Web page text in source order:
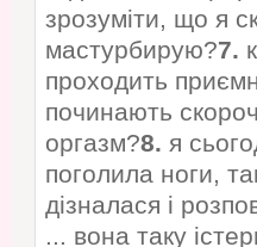
зрозуміти, що я
мастурбирую?7.
проходить
починають
оргазм?8. я
поголила ноги,
дізналася і
... вона таку